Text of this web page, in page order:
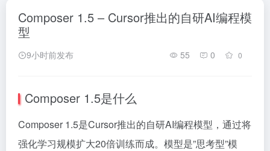
Composer 1.5 – Cursor推出的自研AI编程模
型
9小时前发布 55 0 0
Composer 1.5是什么
Composer 1.5是Cursor推出的自研AI编程模型，通过将
强化学习规模扩大20倍训练而成。模型是”思考型”模